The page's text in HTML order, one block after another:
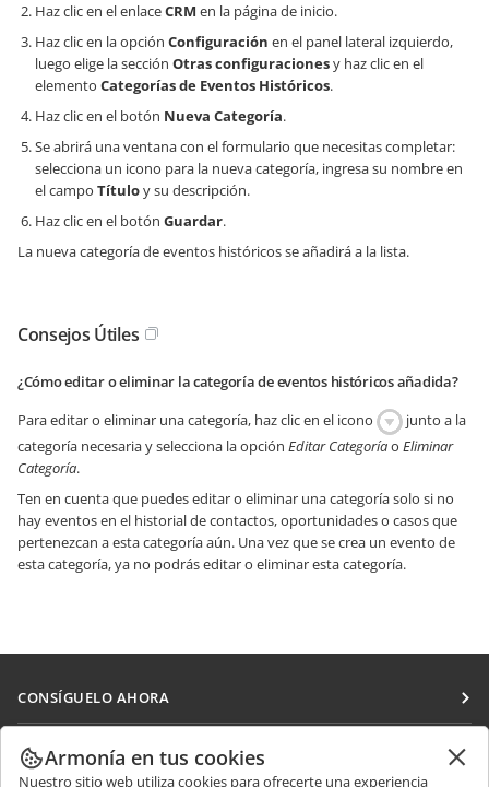
Haz clic en el enlaceCRM en la página de inicio.
Haz clic en la opción Configuración en el panel lateral izquierdo,
luego elige la sección Otras configuracionesy haz clic en el
elemento Categorías de Eventos Históricos.
Haz clic en el botón Nueva Categoría.
Se abrirá una ventana con el formulario que necesitas completar:
selecciona un icono para la nueva categoría, ingresa su nombre en
el campo Títuloy su descripción.
Haz clic en el botón Guardar.
La nueva categoría de eventos históricos se añadirá a la lista.
Consejos Útiles
¿Cómo editar o eliminar la categoría de eventos históricos añadida?
Para editar o eliminar una categoría, haz clic en el icono
junto a la
categoría necesaria y selecciona la opción Editar Categoríao Eliminar
Categoría.
Ten en cuenta que puedes editar o eliminar una categoría solo si no
hay eventos en el historial de contactos, oportunidades o casos que
pertenezcan a esta categoría aún. Una vez que se crea un evento de
esta categoría, ya no podrás editar o eliminar esta categoría.
CONSÍGUELO AHORA
Docs
DocSpace
COLABORAR
Armonía en tus cookies
Nuestro sitio web utiliza cookies para ofrecerte una experiencia